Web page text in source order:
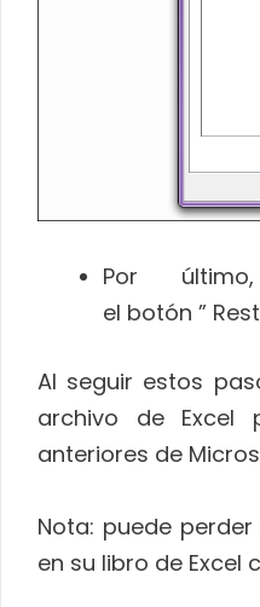
Por
el botón ”
Al seguir estos
archivo de Excel
anteriores de
Nota: puede
en su libro de Excel